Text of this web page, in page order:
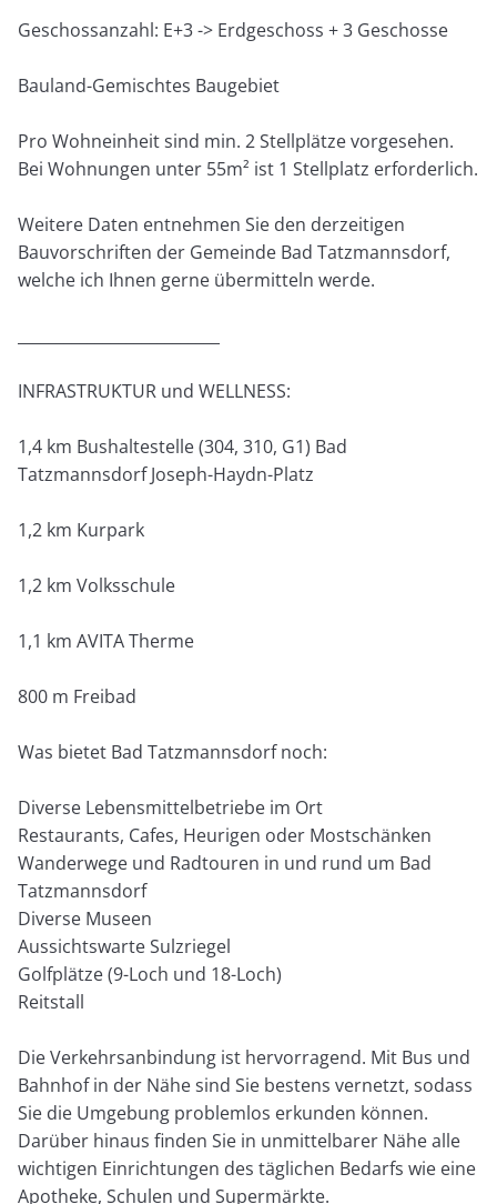
Geschossanzahl: E+3 -> Erdgeschoss + 3 Geschosse
Bauland-Gemischtes Baugebiet
Pro Wohneinheit sind min. 2 Stellplätze vorgesehen.
Bei Wohnungen unter 55m² ist 1 Stellplatz erforderlich.
Weitere Daten entnehmen Sie den derzeitigen
Bauvorschriften der Gemeinde Bad Tatzmannsdorf,
welche ich Ihnen gerne übermitteln werde.
INFRASTRUKTUR und WELLNESS:
1,4 km Bushaltestelle (304, 310, G1) Bad
Tatzmannsdorf Joseph-Haydn-Platz
1,2 km Kurpark
1,2 km Volksschule
1,1 km AVITA Therme
800 m Freibad
Was bietet Bad Tatzmannsdorf noch:
Diverse Lebensmittelbetriebe im Ort
Restaurants, Cafes, Heurigen oder Mostschänken
Wanderwege und Radtouren in und rund um Bad
Tatzmannsdorf
Diverse Museen
Aussichtswarte Sulzriegel
Golfplätze (9-Loch und 18-Loch)
Reitstall
Die Verkehrsanbindung ist hervorragend. Mit Bus und
Bahnhof in der Nähe sind Sie bestens vernetzt, sodass
Sie die Umgebung problemlos erkunden können.
Darüber hinaus finden Sie in unmittelbarer Nähe alle
wichtigen Einrichtungen des täglichen Bedarfs wie eine
Apotheke, Schulen und Supermärkte.